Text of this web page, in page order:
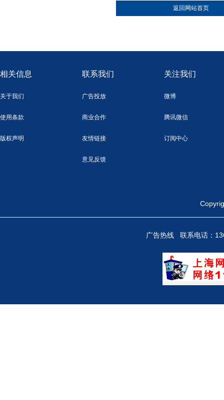
返回网站首页
相关信息
关于我们
使用条款
版权声明
联系我们
广告投放
商业合作
友情链接
意见反馈
关注我们
微博
腾讯微信
订阅中心
广告热线 联系电话：